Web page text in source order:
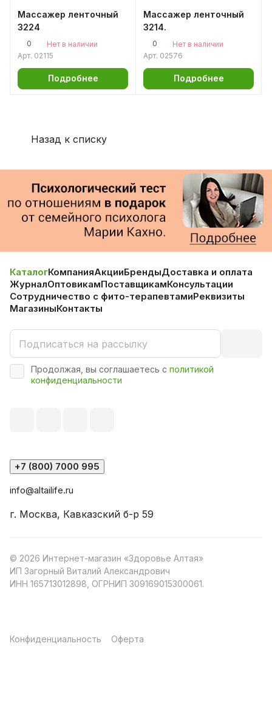
Массажер ленточный
3224
0
Нет в наличии
Арт. 02115
Подробнее
Массажер ленточный
3214.
0
Нет в наличии
Арт. 02576
Подробнее
Назад к списку
КаталогКомпанияАкцииБрендыДоставка и оплата
ЖурналОптовикамПоставщикамКонсультации
Сотрудничество с фито-терапевтамиРеквизиты
МагазиныКонтакты
Продолжая, вы соглашаетесь с политикой
конфиденциальности
+7 (800) 7000 995
info@altailife.ru
г. Москва, Кавказский б-р 59
© 2026 Интернет-магазин «Здоровье Алтая»
ИП Загорный Виталий Александрович
ИНН 165713012898, ОГРНИП 309169015300061.
Конфиденциальность Оферта